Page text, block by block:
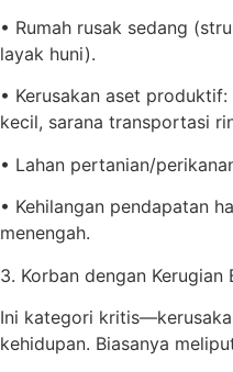
• Rumah rusak sedang
layak huni).
• Kerusakan aset
kecil, sarana transportasi
• Lahan pertanian/
• Kehilangan pendapatan
menengah.
3. Korban dengan Kerugian
Ini kategori
kehidupan. Biasanya